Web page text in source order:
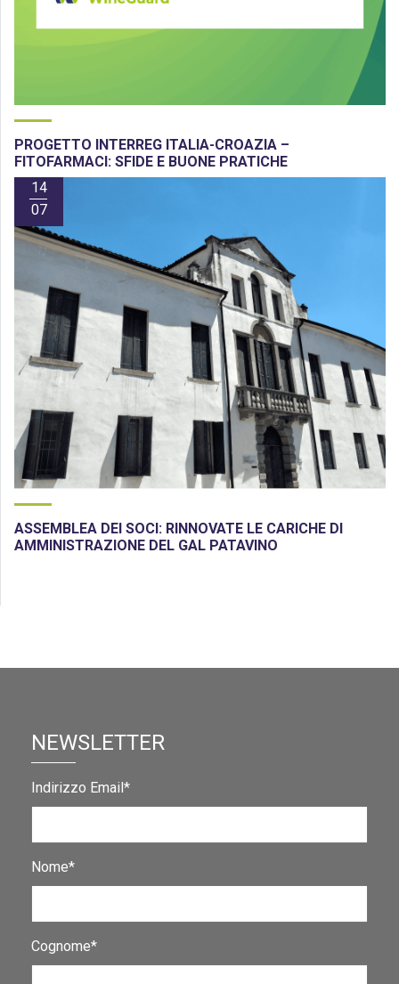
PROGETTO INTERREG ITALIA-CROAZIA –
FITOFARMACI: SFIDE E BUONE PRATICHE
14
07
ASSEMBLEA DEI SOCI: RINNOVATE LE CARICHE DI
AMMINISTRAZIONE DEL GAL PATAVINO
NEWSLETTER
Indirizzo Email*
Nome*
Cognome*